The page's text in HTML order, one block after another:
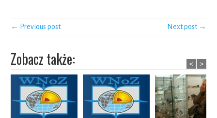
← Previous post Next post →
Zobacz także: < >